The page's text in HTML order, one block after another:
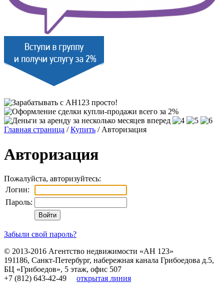
Главная страница /Купить / Авторизация
Авторизация
Пожалуйста, авторизуйтесь:
Логин:
Пароль:
Забыли свой пароль?
© 2013-2016 Агентство недвижимости «АН 123»
191186, Санкт-Петербург, набережная канала Грибоедова д.5,
БЦ «Грибоедов», 5 этаж, офис 507
+7 (812) 643-42-49
открытая линия